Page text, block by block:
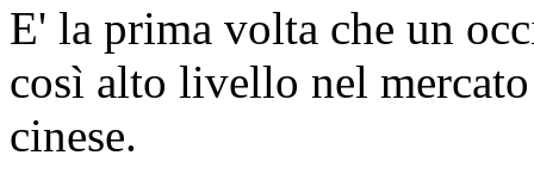
E' la prima volta che un
così alto livello nel
cinese.